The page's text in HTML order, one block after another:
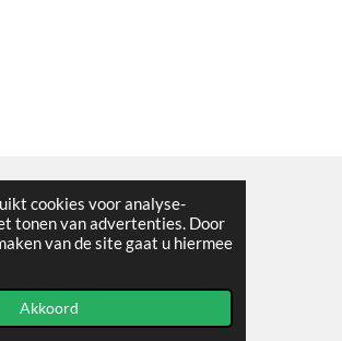
cookies voor analyse-
tonen van advertenties. Door
van de site gaat u hiermee
Akkoord
Het vlinderpad